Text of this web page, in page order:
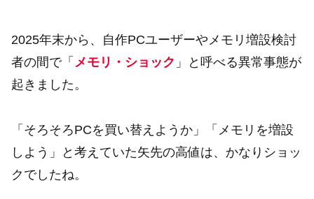
2025年末から、自作PCユーザーやメモリ増設検討
者の間で「 メモリ・ショック 」と呼べる異常事態が
起きました。
「そろそろPCを買い替えようか」「メモリを増設
しよう」と考えていた矢先の高値は、かなりショッ
クでしたね。